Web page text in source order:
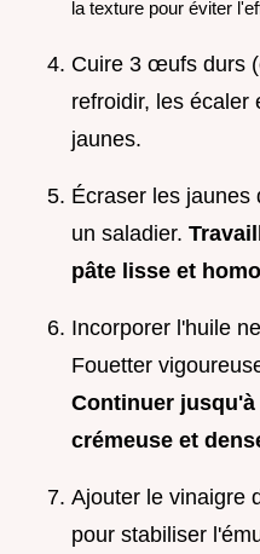
la texture pour éviter
Cuire 3 œufs durs
refroidir, les écaler
jaunes.
Écraser les
un saladier.
pâte lisse et
Incorporer l'huile
Fouetter
Continuer jusqu'à
crémeuse et
Ajouter le vinaigre
pour stabiliser